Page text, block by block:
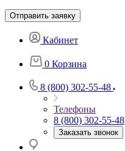
Отправить заявку
Кабинет
0 Корзина
8 (800) 302-55-48
Телефоны
8 (800) 302-55-48
Заказать звонок